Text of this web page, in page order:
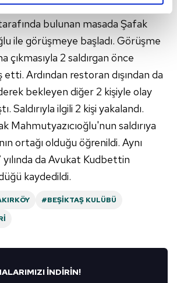
sizlere hatırlatmak isteriz.
bu çerezlere izin vermedikleri
hedefli reklamlar
hizmet sunabilmek için İnternet
ve üçüncü kişilere ait çerezler
çerezler vasıtasıyla çeşitli kişisel
olup gerekli olan çerezler bilgi
sunulması amacıyla
çerezler, sitemizin daha işlevsel
yapılması, amaçlarıyla
rızanız dahilinde kullanılacaktır.
aşağıda yer alan panel
Çerezlere ilişkin detaylı bilgi
tıklayabilir,Çerez Bilgilendirme
geldi. 4 şüpheliden 2'si
bulunan masada Şafak
ile görüşmeye başladı. Görüşme
çıkmasıyla 2 saldırgan önce
Ardından restoran dışından da
bekleyen diğer 2 kişiyle olay
Saldırıyla ilgili 2 kişi yakalandı.
Mahmutyazıcıoğlu'nun saldırıya
ortağı olduğu öğrenildi. Aynı
da Avukat Kudbettin
kaydedildi.
#BEŞIKTAŞ KULÜBÜ
İNDİRİN!